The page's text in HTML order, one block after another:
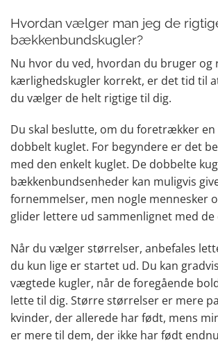
Hvordan vælger man jeg de
bækkenbundskugler?
Nu hvor du ved, hvordan du bruger og
kærlighedskugler korrekt, er det tid til
du vælger de helt rigtige til dig.
Du skal beslutte, om du foretrækker
dobbelt kuglet. For begyndere er det
med den enkelt kuglet. De dobbelte
bækkenbundsenheder kan muligvis
fornemmelser, men nogle mennesker
glider lettere ud sammenlignet med de
Når du vælger størrelser, anbefales
du kun lige er startet ud. Du kan
vægtede kugler, når de foregående
lette til dig. Større størrelser er mere
kvinder, der allerede har født, mens
er mere til dem, der ikke har født